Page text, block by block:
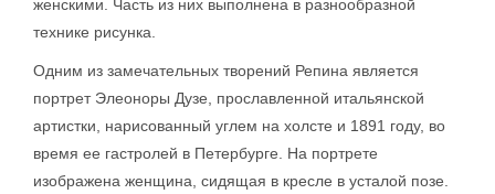
женскими. Часть из них выполнена в разнообразной
технике рисунка.
Одним из замечательных творений Репина является
портрет Элеоноры Дузе, прославленной итальянской
артистки, нарисованный углем на холсте и 1891 году, во
время ее гастролей в Петербурге. На портрете
изображена женщина, сидящая в кресле в усталой позе.